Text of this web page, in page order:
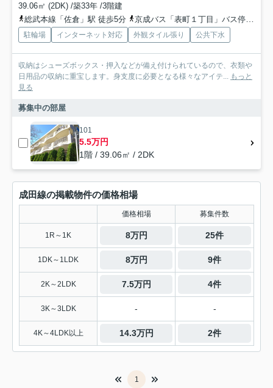
39.06㎡ (2DK) /築33年 /3階建
総武本線「佐倉」駅 徒歩5分
京成バス「表町１丁目」バス停下車 徒歩1分
駐輪場 インターネット対応 外観タイル張り 公共下水
収納はシューズボックス・押入などが備え付けられているので、衣類や
日用品の収納に重宝します。身支度に必要となる様々なアイテ... もっと
見る
募集中の部屋
101
5.5万円
1階 / 39.06㎡ / 2DK
成田線の掲載物件の価格相場
価格相場 募集件数
1R～1K 8万円 25件
1DK～1LDK 8万円 9件
2K～2LDK 7.5万円 4件
3K～3LDK - -
4K～4LDK以上 14.3万円 2件
1